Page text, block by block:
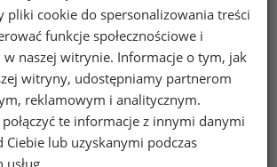
zgodę na przetwarzanie moich
osobowych zawartych w
przez Sedlak
pliki cookie do spersonalizowania treści
funkcje społecznościowe i
w naszej witrynie. Informacje o tym, jak
witryny, udostępniamy partnerom
reklamowym i analitycznym.
te informacje z innymi danymi
lub uzyskanymi podczas